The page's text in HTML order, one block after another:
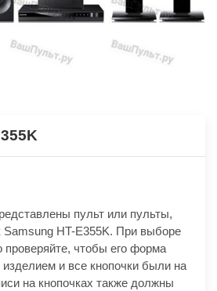
пульт или пульты,
Samsung HT-E355K. При выборе
проверяйте, чтобы его форма
и все кнопочки были на
на кнопочках также должны